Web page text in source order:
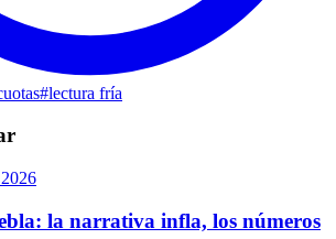
#lectura fría
la narrativa infla, los números